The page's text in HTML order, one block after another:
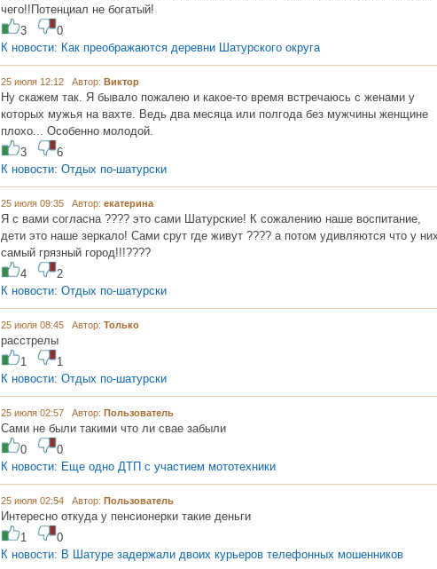
чего!!Потенциал не богатый!
3
0
К новости: Как преображаются деревни Шатурского округа
25 июля 12:12 Автор: Виктор
Ну скажем так. Я бывало пожалею и какое-то время встречаюсь с женами у
которых мужья на вахте. Ведь два месяца или полгода без мужчины женщине
плохо... Особенно молодой.
3
6
К новости: Отдых по-шатурски
25 июля 09:35 Автор: екатерина
Я с вами согласна ???? это сами Шатурские! К сожалению наше воспитание,
дети это наше зеркало! Сами срут где живут ???? а потом удивляются что у них
самый грязный город!!!????
4
2
К новости: Отдых по-шатурски
25 июля 08:45 Автор: Только
расстрелы
1
1
К новости: Отдых по-шатурски
25 июля 02:57 Автор: Пользователь
Сами не были такими что ли свае забыли
0
0
К новости: Еще одно ДТП с участием мототехники
25 июля 02:54 Автор: Пользователь
Интересно откуда у пенсионерки такие деньги
1
0
К новости: В Шатуре задержали двоих курьеров телефонных мошенников